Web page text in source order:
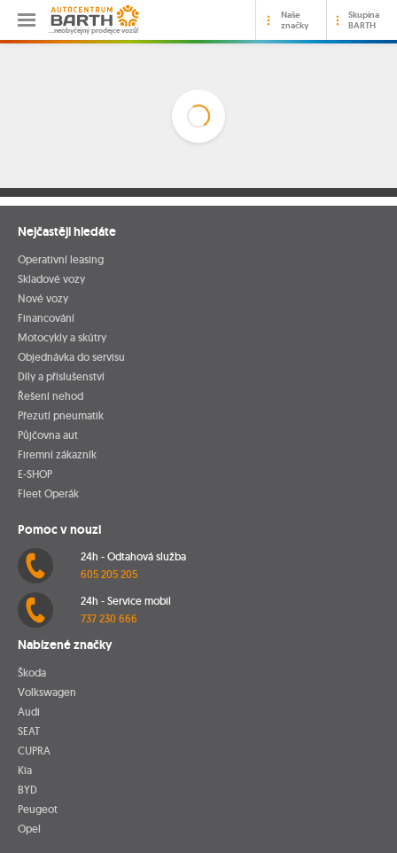
…neobyčejný prodejce vozů!
Naše
značky
Skupina
BARTH
Nejčastěji hledáte
Operativní leasing
Skladové vozy
Nové vozy
Financování
Motocykly a skútry
Objednávka do servisu
Díly a příslušenství
Řešení nehod
Přezutí pneumatik
Půjčovna aut
Firemní zákazník
E-SHOP
Fleet Operák
Pomoc v nouzi
24h - Odtahová služba
605 205 205
24h - Service mobil
737 230 666
Nabízené značky
Škoda
Volkswagen
Audi
SEAT
CUPRA
Kia
BYD
Peugeot
Opel